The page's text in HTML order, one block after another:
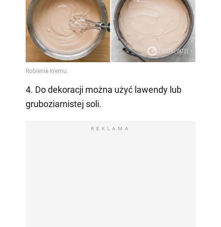
4. Do dekoracji można użyć lawendy lub
gruboziarnistej soli.
REKLAMA